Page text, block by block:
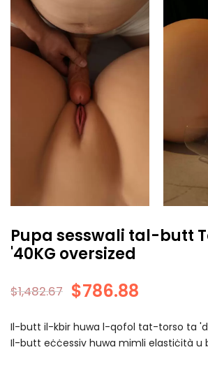
Pupa sesswali tal-butt
'40KG oversized
$1,482.67 $786.88
Il-butt il-kbir huwa l-qofol tat-torso ta
Il-butt eċċessiv huwa mimli elastiċità u